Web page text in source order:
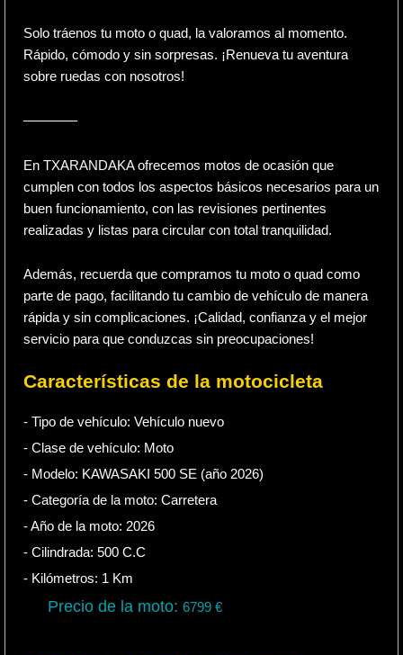
Solo tráenos tu moto o quad, la valoramos al momento.
Rápido, cómodo y sin sorpresas. ¡Renueva tu aventura
sobre ruedas con nosotros!
————
En TXARANDAKA ofrecemos motos de ocasión que
cumplen con todos los aspectos básicos necesarios para un
buen funcionamiento, con las revisiones pertinentes
realizadas y listas para circular con total tranquilidad.
Además, recuerda que compramos tu moto o quad como
parte de pago, facilitando tu cambio de vehículo de manera
rápida y sin complicaciones. ¡Calidad, confianza y el mejor
servicio para que conduzcas sin preocupaciones!
Características de la motocicleta
- Tipo de vehículo: Vehículo nuevo
- Clase de vehículo: Moto
- Modelo: KAWASAKI 500 SE (año 2026)
- Categoría de la moto: Carretera
- Año de la moto: 2026
- Cilindrada: 500 C.C
- Kilómetros: 1 Km
Precio de la moto: 6799€